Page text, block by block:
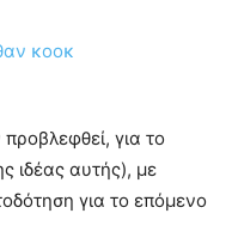
για το
ιδέας αυτής), με
για το επόμενο